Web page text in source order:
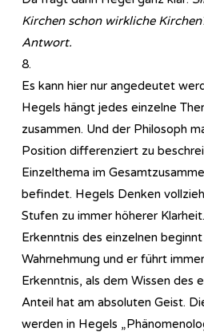
Kirchen schon wirkliche
Antwort.
8.
Es kann hier nur angedeutet
Hegels hängt jedes einzelne
zusammen. Und der Philosoph
Position differenziert zu
Einzelthema im
befindet. Hegels Denken
Stufen zu immer höherer
Erkenntnis des einzelnen
Wahrnehmung und er führt
Erkenntnis, als dem Wissen des
Anteil hat am absoluten Geist.
werden in Hegels